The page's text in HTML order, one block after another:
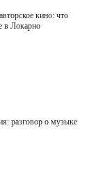
кино: что
в Локарно
разговор о музыке